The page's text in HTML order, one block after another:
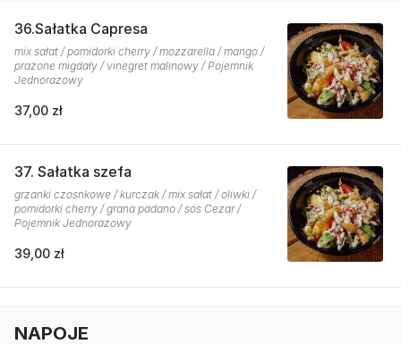
36.Sałatka Capresa
mix sałat / pomidorki cherry / mozzarella / mango /
prażone migdały / vinegret malinowy / Pojemnik
Jednorazowy
37,00 zł
37. Sałatka szefa
grzanki czosnkowe / kurczak / mix sałat / oliwki /
pomidorki cherry / grana padano / sos Cezar /
Pojemnik Jednorazowy
39,00 zł
NAPOJE